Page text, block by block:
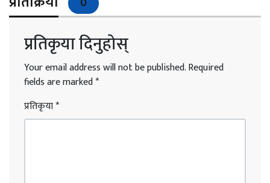
प्रतिकृया दिनुहोस्
Your email address will not be published.Required
fields are marked*
प्रतिकृया*